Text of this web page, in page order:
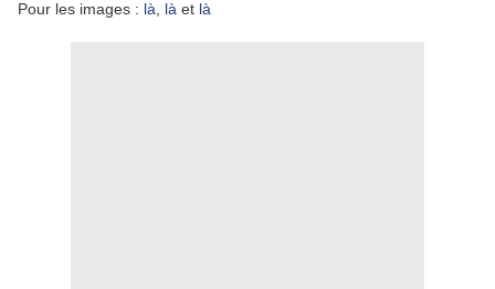
Pour les images : là là et là